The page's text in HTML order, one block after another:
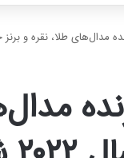
طلا، نقره و برنز